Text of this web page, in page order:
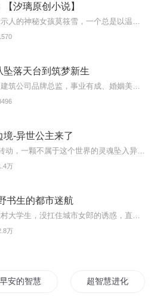
【汐璃原创小说】
坠落天台到筑梦新生
境-异世公主来了
万
书生的都市迷航
万
早安的智慧 超智慧进化